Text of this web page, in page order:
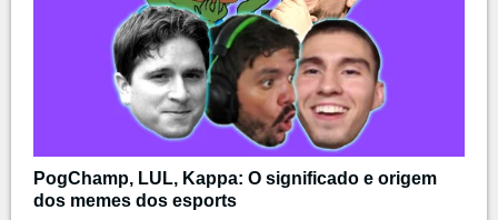
PogChamp, LUL, Kappa: O significado e origem
dos memes dos esports